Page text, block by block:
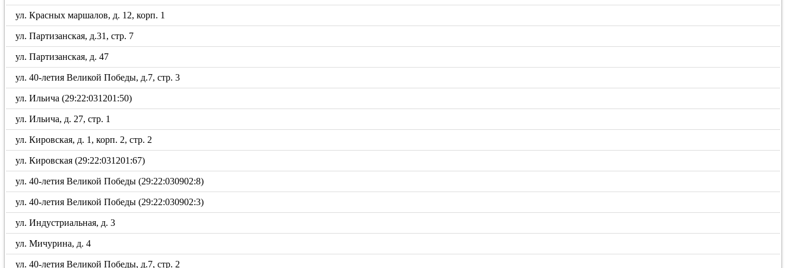
ул. Красных маршалов, д. 12, корп. 1
ул. Партизанская, д.31, стр. 7
ул. Партизанская, д. 47
ул. 40-летия Великой Победы, д.7, стр. 3
ул. Ильича (29:22:031201:50)
ул. Ильича, д. 27, стр. 1
ул. Кировская, д. 1, корп. 2, стр. 2
ул. Кировская (29:22:031201:67)
ул. 40-летия Великой Победы (29:22:030902:8)
ул. 40-летия Великой Победы (29:22:030902:3)
ул. Индустриальная, д. 3
ул. Мичурина, д. 4
ул. 40-летия Великой Победы, д.7, стр. 2